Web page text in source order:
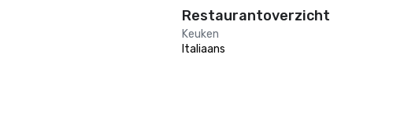
Restaurantoverzicht
Keuken
Italiaans